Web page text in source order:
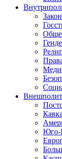
Юго-